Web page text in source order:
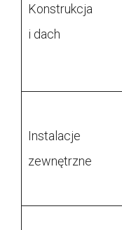
Konstrukcja
i dach
Instalacje
zewnętrzne